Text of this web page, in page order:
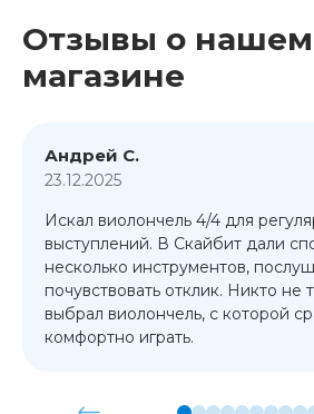
Отзывы о нашем
магазине
Андрей С.
23.12.2025
Искал виолончель 4/4 для
выступлений. В Скайбит дали
несколько инструментов,
почувствовать отклик. Никто не
выбрал виолончель, с которой
комфортно играть.